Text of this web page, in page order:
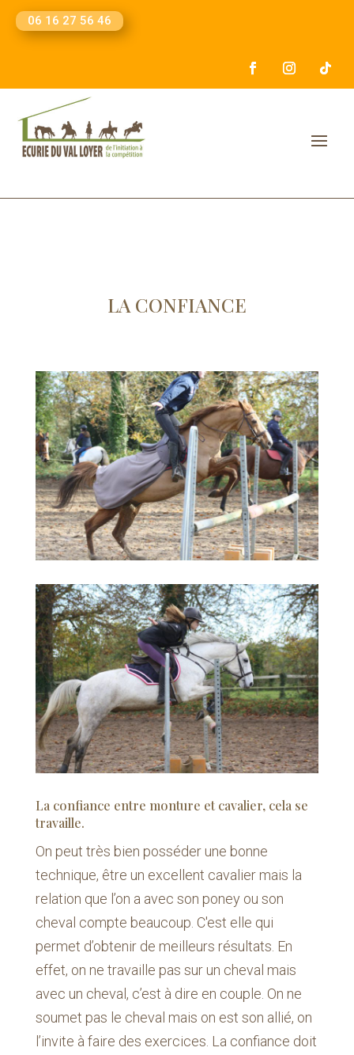
06 16 27 56 46
LA CONFIANCE
La confiance entre monture et cavalier, cela se
travaille.
On peut très bien posséder une bonne
technique, être un excellent cavalier mais la
relation que l’on a avec son poney ou son
cheval compte beaucoup. C'est elle qui
permet d’obtenir de meilleurs résultats. En
effet, on ne travaille pas sur un cheval mais
avec un cheval, c’est à dire en couple. On ne
soumet pas le cheval mais on est son allié, on
l’invite à faire des exercices. La confiance doit